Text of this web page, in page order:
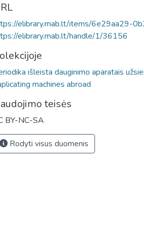
elibrary.mab.lt/items/6e29aa29-
elibrary.mab.lt/handle/1/36156
išleista dauginimo aparatais
machines abroad
teisės
BY-NC-SA
Rodyti visus duomenis